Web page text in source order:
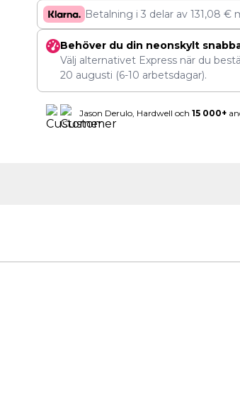
Betalning i 3 delar av131,08€
Behöver du din neonskylt
Välj alternativet Express när du
20 augusti (6-10 arbetsdagar).
Jason Derulo, Hardwell och 15 000+